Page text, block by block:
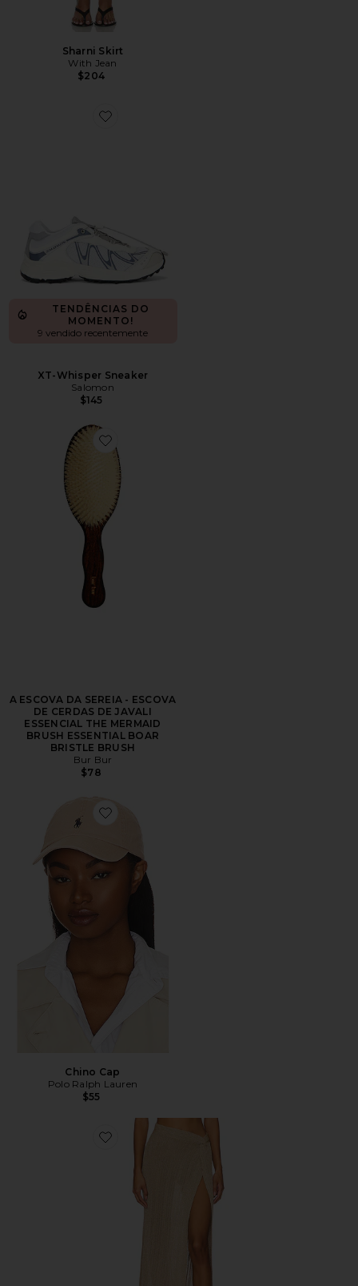
Sharni Skirt
With Jean
$204
Favorite XT-Whisper Sneaker
TENDÊNCIAS DO
MOMENTO!
9 vendido recentemente
XT-Whisper Sneaker
Salomon
$145
Favorite A ESCOVA DA SEREIA - ESCOVA DE
A ESCOVA DA SEREIA - ESCOVA
DE CERDAS DE JAVALI
ESSENCIAL THE MERMAID
BRUSH ESSENTIAL BOAR
BRISTLE BRUSH
Bur Bur
$78
Favorite Chino Cap
Chino Cap
Polo Ralph Lauren
$55
Favorite Heart Of Gold Skirt